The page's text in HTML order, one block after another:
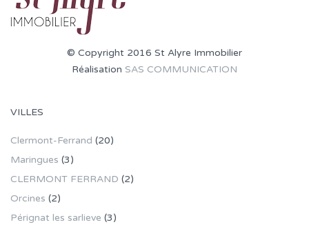
© Copyright 2016 St Alyre Immobilier
Réalisation SAS COMMUNICATION
VILLES
Clermont-Ferrand (20)
Maringues (3)
CLERMONT FERRAND (2)
Orcines (2)
Pérignat les sarlieve (3)